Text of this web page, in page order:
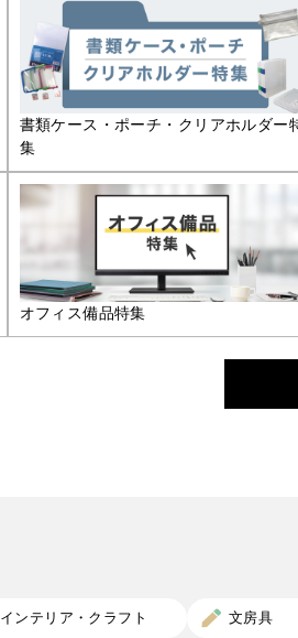
書類ケース・ポーチ・クリアホルダー
集
オフィス備品特集
インテリア・クラフト 文房具